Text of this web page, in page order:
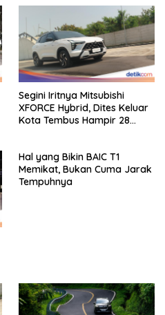
Segini Iritnya Mitsubishi
XFORCE Hybrid, Dites Keluar
Kota Tembus Hampir 28
Hal yang Bikin BAIC T1
Memikat, Bukan Cuma Jarak
Tempuhnya